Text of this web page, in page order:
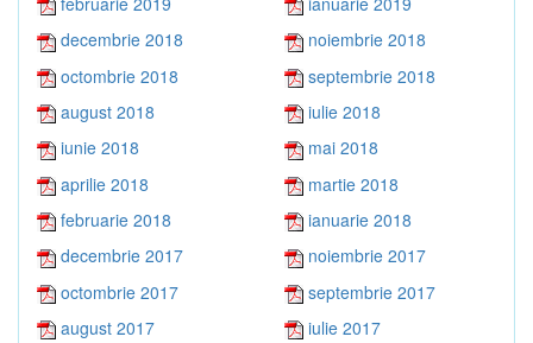
decembrie 2018
noiembrie 2018
octombrie 2018
septembrie 2018
august 2018
iulie 2018
iunie 2018
mai 2018
aprilie 2018
martie 2018
februarie 2018
ianuarie 2018
decembrie 2017
noiembrie 2017
octombrie 2017
septembrie 2017
august 2017
iulie 2017